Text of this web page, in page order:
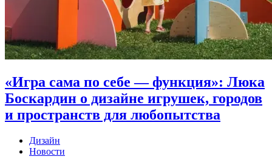
«Игра сама по себе — функция»: Люка
Боскардин о дизайне игрушек, городов
и пространств для любопытства
Дизайн
Новости